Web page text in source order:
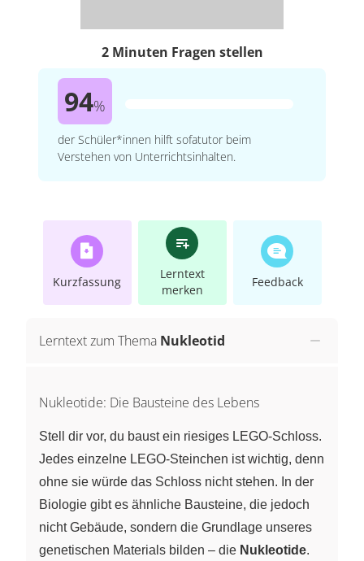
2 Minuten Fragen stellen
94%
der Schüler*innen hilft sofatutor beim
Verstehen von Unterrichtsinhalten.
Kurzfassung
Lerntext
merken
Feedback
Lerntext zum Thema Nukleotid
Nukleotide: Die Bausteine des Lebens
Stell dir vor, du baust ein riesiges LEGO-Schloss.
Jedes einzelne LEGO-Steinchen ist wichtig, denn
ohne sie würde das Schloss nicht stehen. In der
Biologie gibt es ähnliche Bausteine, die jedoch
nicht Gebäude, sondern die Grundlage unseres
genetischen Materials bilden – die Nukleotide.